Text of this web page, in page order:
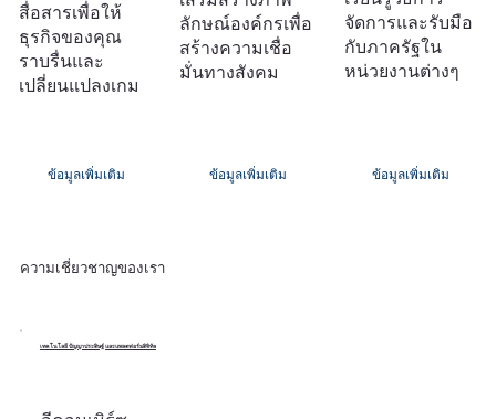
เทคโนโลยี ปัญญาประดิษฐ์ และแพลตฟอร์มดิจิทัล
ความเชี่ยวชาญของเรา
สื่อสารเพื่อให้
ธุรกิจของคุณ
ราบรื่นและ
เปลี่ยนแปลงเกม
ข้อมูลเพิ่มเติม
ลักษณ์องค์กรเพื่อ
สร้างความเชื่อ
มั่นทางสังคม
ข้อมูลเพิ่มเติม
จัดการและรับมือ
กับภาครัฐใน
หน่วยงานต่างๆ
ข้อมูลเพิ่มเติม